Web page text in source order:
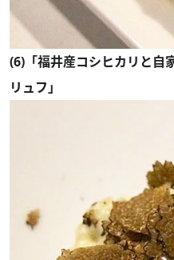
(6)「福井産コシヒカリと自
リュフ」